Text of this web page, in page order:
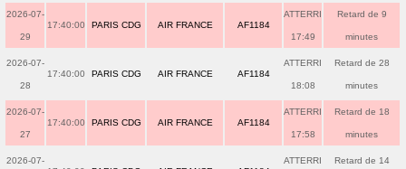
2026-07-
29
17:40:00 PARIS CDG AIR FRANCE AF1184
ATTERRI
17:49
Retard de 9
minutes
2026-07-
28
17:40:00 PARIS CDG AIR FRANCE AF1184
ATTERRI
18:08
Retard de 28
minutes
2026-07-
27
17:40:00 PARIS CDG AIR FRANCE AF1184
ATTERRI
17:58
Retard de 18
minutes
2026-07- ATTERRI Retard de 14